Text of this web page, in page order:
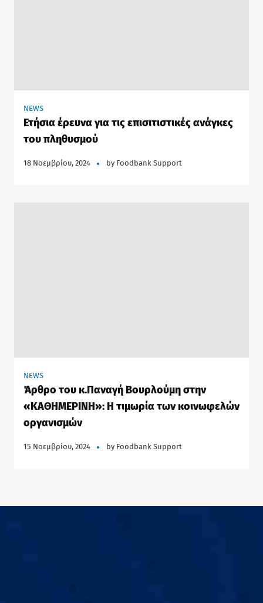
NEWS
Ετήσια έρευνα για τις επισιτιστικές ανάγκες
του πληθυσμού
18 Νοεμβρίου, 2024 by Foodbank Support
NEWS
Άρθρο του κ.Παναγή Βουρλούμη στην
«ΚΑΘΗΜΕΡΙΝΗ»: Η τιμωρία των κοινωφελών
οργανισμών
15 Νοεμβρίου, 2024 by Foodbank Support